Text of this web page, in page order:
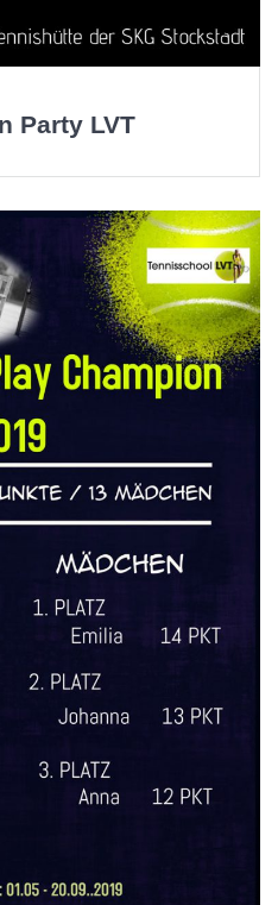
Party LVT